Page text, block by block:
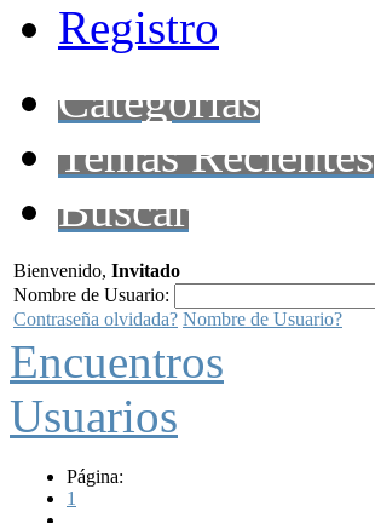
Registro
Categorías
Temas Recientes
Buscar
Bienvenido, Invitado
Nombre de Usuario:
Contraseña olvidada? Nombre de Usuario?
Encuentros
Usuarios
Página:
1